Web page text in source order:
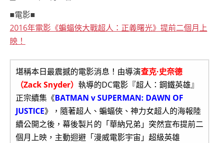
■電影■
2016年電影《蝙蝠俠大戰超人：正義曙光》提前二個月上
映！
堪稱本日最震撼的電影消息！由導演查克·史奈德
（Zack Snyder） 執導的DC電影『超人：鋼鐵英雄』
正宗續集《BATMAN v SUPERMAN: DAWN OF
JUSTICE》，隨著超人、蝙蝠俠、神力女超人的海報陸
續公開之後，幕後製片的「華納兄弟」突然宣布提前二
個月上映，主動迴避「漫威電影宇宙」超級英雄